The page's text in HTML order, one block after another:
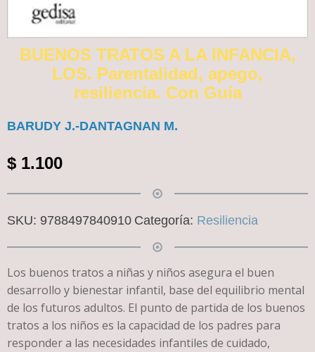
BUENOS TRATOS A LA INFANCIA,
LOS. Parentalidad, apego,
resiliencia. Con Guía
BARUDY J.-DANTAGNAN M.
$ 1.100
SKU: 9788497840910 Categoría: Resiliencia
Los buenos tratos a niñas y niños asegura el buen
desarrollo y bienestar infantil, base del equilibrio mental
de los futuros adultos. El punto de partida de los buenos
tratos a los niños es la capacidad de los padres para
responder a las necesidades infantiles de cuidado,